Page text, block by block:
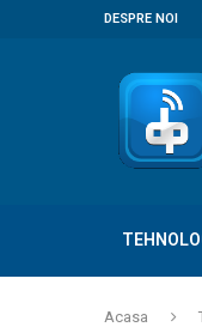
DESPRE NOI
Acasa